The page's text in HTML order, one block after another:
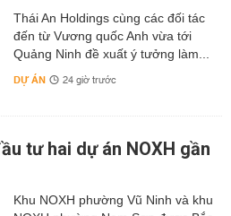
Thái An Holdings cùng các đối tác
đến từ Vương quốc Anh vừa tới
Quảng Ninh đề xuất ý tưởng làm...
DỰ ÁN 24 giờ trước
tư hai dự án NOXH gần
Khu NOXH phường Vũ Ninh và khu